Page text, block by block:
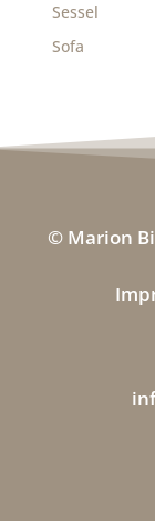
Sessel
Sofa
© Marion